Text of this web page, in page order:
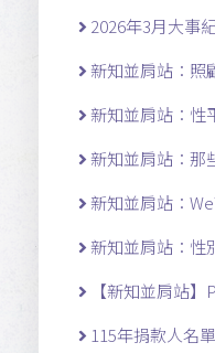
2026年3月大事
新知並肩站：照
新知並肩站：性
新知並肩站：那
新知並肩站：
新知並肩站：性
【新知並肩站】
115年捐款人名單